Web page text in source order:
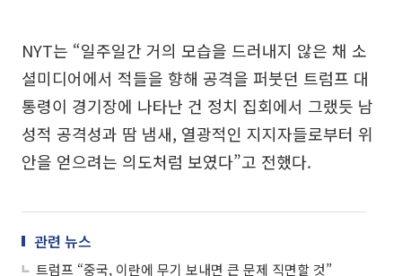
NYT는 “일주일간 거의 모습을 드러내지 않은 채 소
셜미디어에서 적들을 향해 공격을 퍼붓던 트럼프 대
통령이 경기장에 나타난 건 정치 집회에서 그랬듯 남
성적 공격성과 땀 냄새, 열광적인 지지자들로부터 위
안을 얻으려는 의도처럼 보였다”고 전했다.
관련 뉴스
트럼프 “중국, 이란에 무기 보내면 큰 문제 직면할 것”